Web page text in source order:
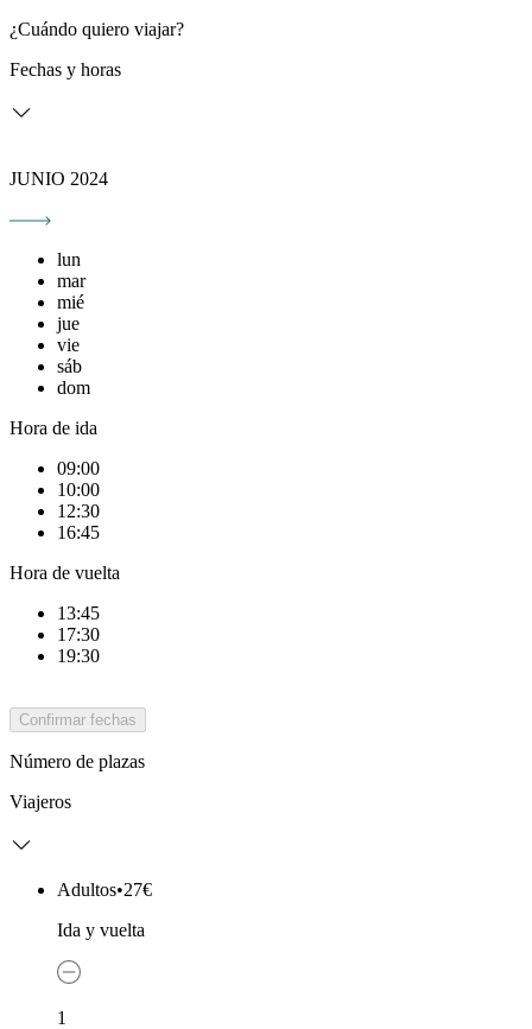
¿Cuándo quiero viajar?
Fechas y horas
JUNIO 2024
lun
mar
mié
jue
vie
sáb
dom
Hora de ida
09:00
10:00
12:30
16:45
Hora de vuelta
13:45
17:30
19:30
Confirmar fechas
Número de plazas
Viajeros
Adultos•27€
Ida y vuelta
1